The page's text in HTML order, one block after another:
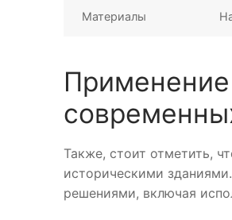
Материалы
Также, стоит отметить,
историческими
решениями, включая